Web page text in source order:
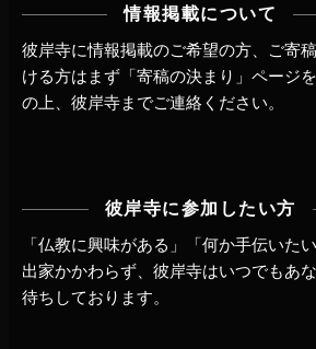
情報掲載について
彼岸寺に情報掲載のご希望の方、ご寄
ける方はまず 「寄稿の決まり」ページ
の上、 彼岸寺までご連絡 ください。
彼岸寺に参加したい方
「仏教に興味がある」「何か手伝いた
出家かかわらず、 彼岸寺はいつでもあ
待ちしております。